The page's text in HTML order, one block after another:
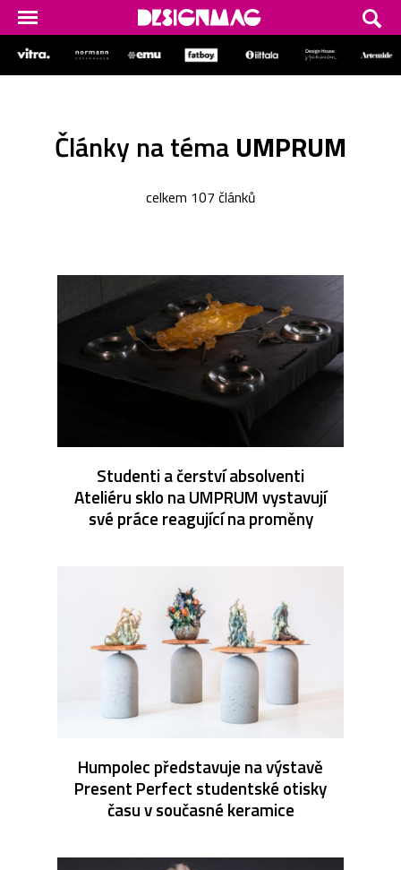
Články na témaUMPRUM
celkem 107 článků
Studenti a čerství absolventi
Ateliéru sklo na UMPRUM vystavují
své práce reagující na proměny
Humpolec představuje na výstavě
Present Perfect studentské otisky
času v současné keramice